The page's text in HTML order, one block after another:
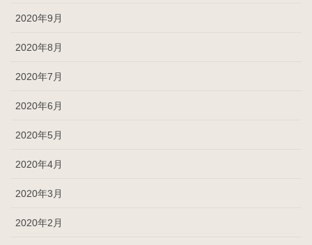
2020年9月
2020年8月
2020年7月
2020年6月
2020年5月
2020年4月
2020年3月
2020年2月